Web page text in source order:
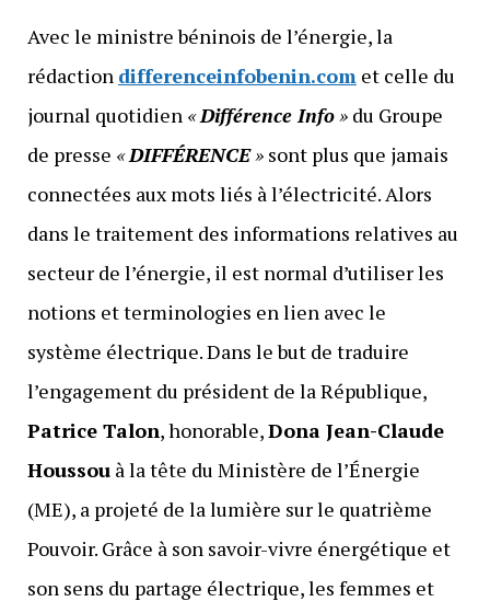
Avec le ministre béninois de l’énergie, la
rédaction differenceinfobenin.comet celle du
journal quotidien «Différence Info»du Groupe
de presse «DIFFÉRENCE»sont plus que jamais
connectées aux mots liés à l’électricité. Alors
dans le traitement des informations relatives au
secteur de l’énergie, il est normal d’utiliser les
notions et terminologies en lien avec le
système électrique. Dans le but de traduire
l’engagement du président de la République,
Patrice Talon, honorable,Dona Jean-Claude
Houssouà la tête du Ministère de l’Énergie
(ME), a projeté de la lumière sur le quatrième
Pouvoir. Grâce à son savoir-vivre énergétique et
son sens du partage électrique, les femmes et